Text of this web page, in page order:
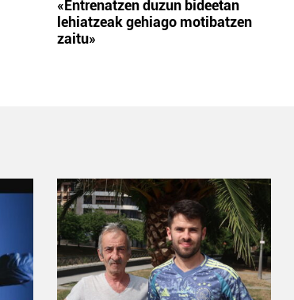
«Entrenatzen duzun bideetan
lehiatzeak gehiago motibatzen
zaitu»